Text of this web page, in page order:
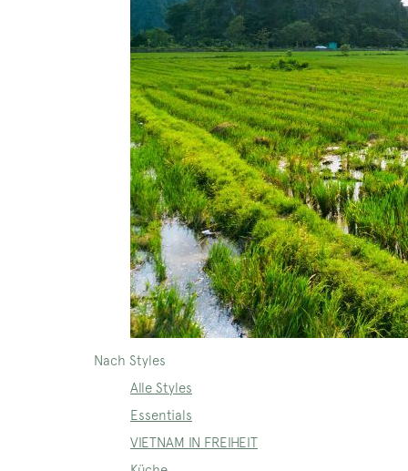
Nach Styles
Alle Styles
Essentials
VIETNAM IN FREIHEIT